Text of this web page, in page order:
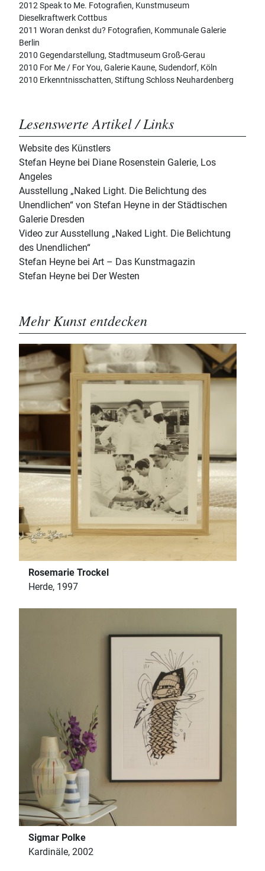
2012 Speak to Me. Fotografien, Kunstmuseum
Dieselkraftwerk Cottbus
2011 Woran denkst du? Fotografien, Kommunale Galerie
Berlin
2010 Gegendarstellung, Stadtmuseum Groß-Gerau
2010 For Me / For You, Galerie Kaune, Sudendorf, Köln
2010 Erkenntnisschatten, Stiftung Schloss Neuhardenberg
Lesenswerte Artikel / Links
Website des Künstlers
Stefan Heyne bei Diane Rosenstein Galerie, Los
Angeles
Ausstellung „Naked Light. Die Belichtung des
Unendlichen“ von Stefan Heyne in der Städtischen
Galerie Dresden
Video zur Ausstellung „Naked Light. Die Belichtung
des Unendlichen“
Stefan Heyne bei Art – Das Kunstmagazin
Stefan Heyne bei Der Westen
Mehr Kunst entdecken
Rosemarie Trockel
Herde, 1997
Sigmar Polke
Kardinäle, 2002